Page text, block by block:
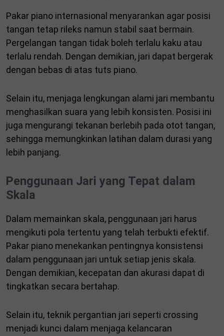
Pakar piano internasional menyarankan agar posisi
tangan tetap rileks namun stabil saat bermain.
Pergelangan tangan tidak boleh terlalu kaku atau
terlalu rendah. Dengan demikian, jari dapat bergerak
dengan bebas di atas tuts piano.
Selain itu, menjaga lengkungan alami jari membantu
menghasilkan suara yang lebih konsisten. Posisi ini
juga mengurangi tekanan berlebih pada otot tangan,
sehingga memungkinkan latihan dalam durasi yang
lebih panjang.
Penggunaan Jari yang Tepat dalam
Skala
Dalam memainkan skala, penggunaan jari harus
mengikuti pola tertentu yang telah terbukti efektif.
Pakar piano menekankan pentingnya konsistensi
dalam penggunaan jari untuk setiap jenis skala.
Dengan demikian, kecepatan dan akurasi dapat di
tingkatkan secara bertahap.
Selain itu, teknik pergantian jari seperti crossing
menjadi kunci dalam menjaga kelancaran